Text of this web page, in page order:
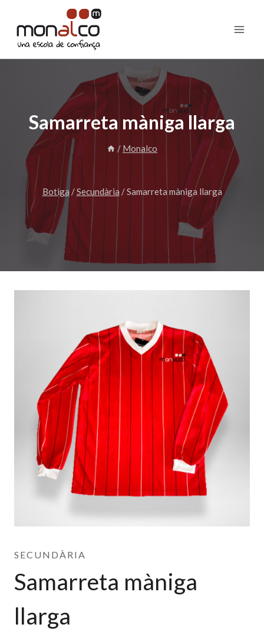
contingut
Samarreta màniga llarga
/ Monalco
Botiga /Secundària /Samarreta màniga llarga
SECUNDÀRIA
Samarreta màniga
llarga